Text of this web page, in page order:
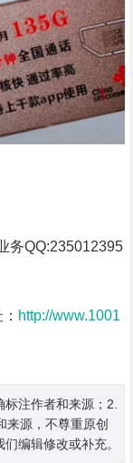
务QQ:235012395
http://www.1001
注作者和来源；2.
来源，不尊重原创
编辑修改或补充。